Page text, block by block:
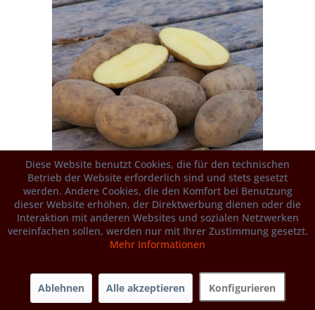
Nicola - Grenaille (bio)
Diese Website benutzt Cookies, die für den technischen
Betrieb der Website erforderlich sind und stets gesetzt
werden. Andere Cookies, die den Komfort bei Benutzung
dieser Website erhöhen, der Direktwerbung dienen oder die
Interaktion mit anderen Websites und sozialen Netzwerken
vereinfachen sollen, werden nur mit Ihrer Zustimmung gesetzt.
Mehr Informationen
Ablehnen Alle akzeptieren Konfigurieren